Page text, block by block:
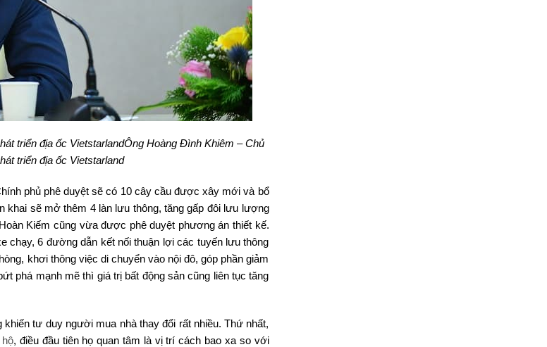
triển địa ốc VietstarlandÔng Hoàng Đình Khiêm – Chủ
triển địa ốc Vietstarland
phủ phê duyệt sẽ có 10 cây cầu được xây mới và bổ
khai sẽ mở thêm 4 làn lưu thông, tăng gấp đôi lưu lượng
Kiếm cũng vừa được phê duyệt phương án thiết kế.
chạy, 6 đường dẫn kết nối thuận lợi các tuyến lưu thông
khơi thông việc di chuyển vào nội đô, góp phần giảm
phá mạnh mẽ thì giá trị bất động sản cũng liên tục tăng
tư duy người mua nhà thay đổi rất nhiều. Thứ nhất,
, điều đầu tiên họ quan tâm là vị trí cách bao xa so với